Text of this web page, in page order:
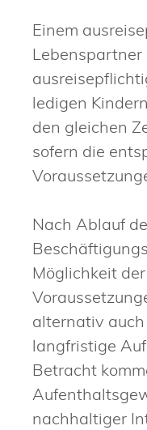
Einem
Lebenspartner
ledigen
den gleichen
sofern die
Nach Ablauf
Möglichkeit
alternativ
langfristige
Betracht
nachhaltiger